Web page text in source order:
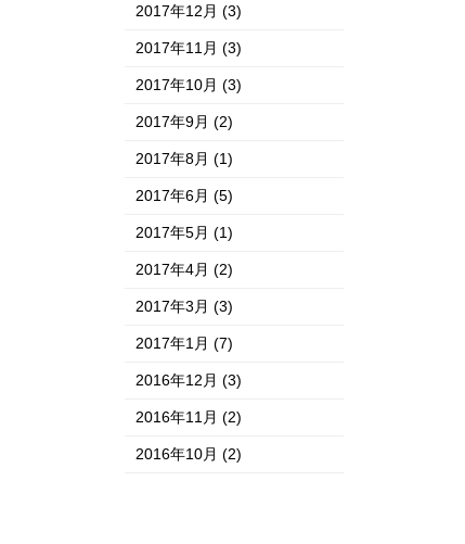
2017年12月(3)
2017年11月(3)
2017年10月(3)
2017年9月(2)
2017年8月(1)
2017年6月(5)
2017年5月(1)
2017年4月(2)
2017年3月(3)
2017年1月(7)
2016年12月(3)
2016年11月(2)
2016年10月(2)